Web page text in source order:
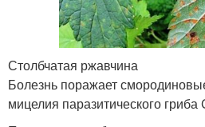
Столбчатая ржавчина
Болезнь поражает
мицелия паразитического